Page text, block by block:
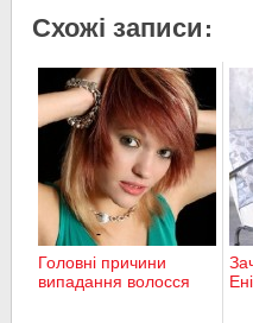
Схожі записи:
Головні причини
випадання волосся